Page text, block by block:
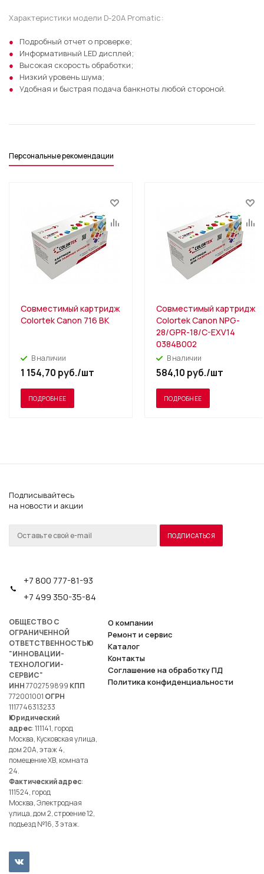
Характеристики модели D-20A Promatic:
Подробный отчет о проверке;
Информативный LED дисплей;
Высокая скорость обработки;
Низкий уровень шума;
Удобная и быстрая подача банкноты любой стороной.
Персональные рекомендации
Совместимый картридж
Colortek Canon 716 BK
В наличии
1 154,70 руб./шт
ПОДРОБНЕЕ
Совместимый картридж
Colortek Canon NPG-
28/GPR-18/C-EXV14
0384B002
В наличии
584,10 руб./шт
ПОДРОБНЕЕ
Подписывайтесь
на новости и акции
+7 800 777-81-93
+7 499 350-35-84
ОБЩЕСТВО С
ОГРАНИЧЕННОЙ
ОТВЕТСТВЕННОСТЬЮ
"ИННОВАЦИИ-
ТЕХНОЛОГИИ-
СЕРВИС"
ИНН7702759899 КПП
772001001 ОГРН
1117746313233
Юридический
адрес: 111141, город
Москва, Кусковская улица,
дом 20А, этаж 4,
помещение ХВ, комната
24.
Фактический адрес:
111524, город
Москва, Электродная
улица, дом 2, строение 12,
подъезд №16, 3 этаж.
О компании
Ремонт и сервис
Каталог
Контакты
Соглашение на обработку ПД
Политика конфиденциальности